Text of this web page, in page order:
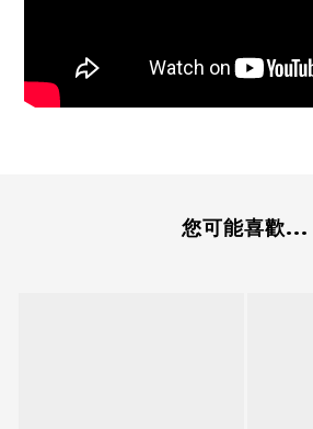
您可能喜歡...